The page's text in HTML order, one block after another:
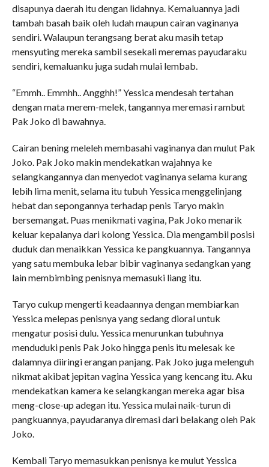
disapunya daerah itu dengan lidahnya. Kemaluannya jadi
tambah basah baik oleh ludah maupun cairan vaginanya
sendiri. Walaupun terangsang berat aku masih tetap
mensyuting mereka sambil sesekali meremas payudaraku
sendiri, kemaluanku juga sudah mulai lembab.
“Emmh.. Emmhh.. Angghh!” Yessica mendesah tertahan
dengan mata merem-melek, tangannya meremasi rambut
Pak Joko di bawahnya.
Cairan bening meleleh membasahi vaginanya dan mulut Pak
Joko. Pak Joko makin mendekatkan wajahnya ke
selangkangannya dan menyedot vaginanya selama kurang
lebih lima menit, selama itu tubuh Yessica menggelinjang
hebat dan sepongannya terhadap penis Taryo makin
bersemangat. Puas menikmati vagina, Pak Joko menarik
keluar kepalanya dari kolong Yessica. Dia mengambil posisi
duduk dan menaikkan Yessica ke pangkuannya. Tangannya
yang satu membuka lebar bibir vaginanya sedangkan yang
lain membimbing penisnya memasuki liang itu.
Taryo cukup mengerti keadaannya dengan membiarkan
Yessica melepas penisnya yang sedang dioral untuk
mengatur posisi dulu. Yessica menurunkan tubuhnya
menduduki penis Pak Joko hingga penis itu melesak ke
dalamnya diiringi erangan panjang. Pak Joko juga melenguh
nikmat akibat jepitan vagina Yessica yang kencang itu. Aku
mendekatkan kamera ke selangkangan mereka agar bisa
meng-close-up adegan itu. Yessica mulai naik-turun di
pangkuannya, payudaranya diremasi dari belakang oleh Pak
Joko.
Kembali Taryo memasukkan penisnya ke mulut Yessica